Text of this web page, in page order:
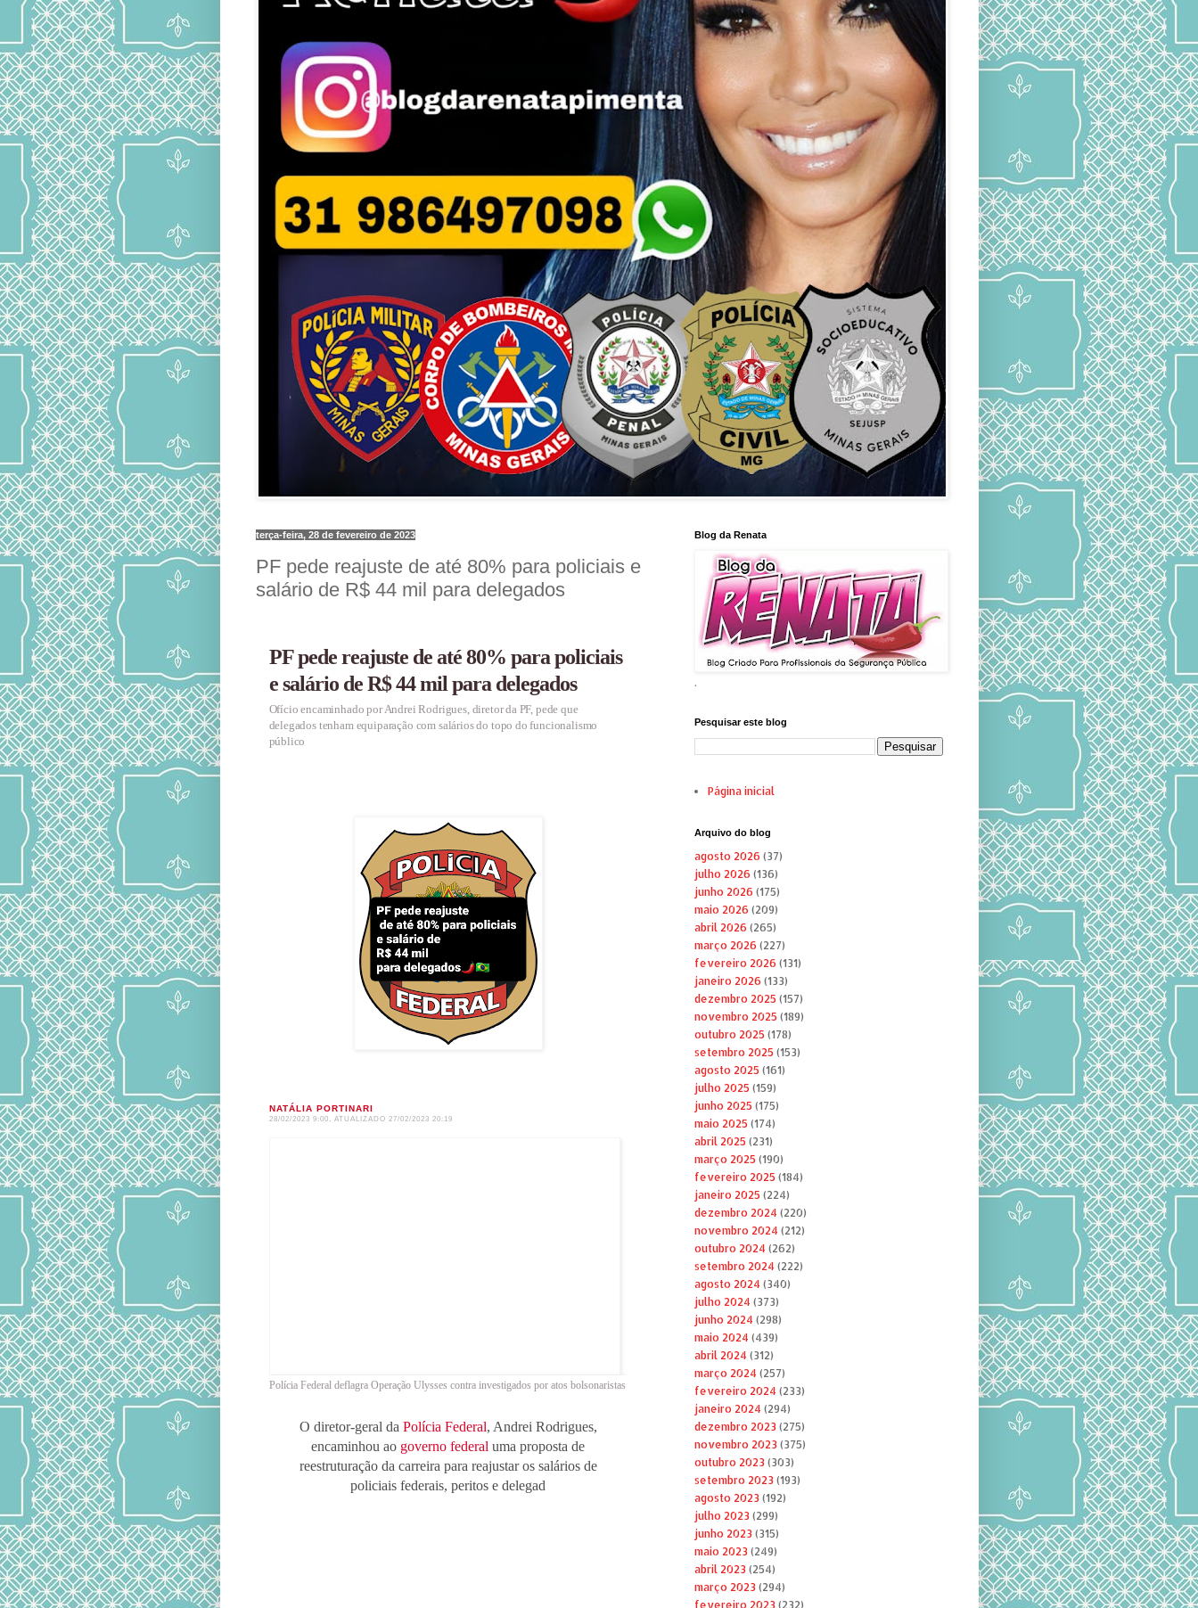
terça-feira, 28 de fevereiro de 2023
PF pede reajuste de até 80% para policiais e
salário de R$ 44 mil para delegados
PF pede reajuste de até 80% para policiais
e salário de R$ 44 mil para delegados
Ofício encaminhado por Andrei Rodrigues, diretor da PF, pede que
delegados tenham equiparação com salários do topo do funcionalismo
público
NATÁLIA PORTINARI
28/02/2023 9:00, ATUALIZADO 27/02/2023 20:19
Polícia Federal deflagra Operação Ulysses contra investigados por atos bolsonaristas
O diretor-geral da Polícia Federal, Andrei Rodrigues,
encaminhou ao governo federal uma proposta de
reestruturação da carreira para reajustar os salários de
policiais federais, peritos e delegad
Blog da Renata
.
Pesquisar este blog
Página inicial
Arquivo do blog
agosto 2026 (37)
julho 2026 (136)
junho 2026 (175)
maio 2026 (209)
abril 2026 (265)
março 2026 (227)
fevereiro 2026 (131)
janeiro 2026 (133)
dezembro 2025 (157)
novembro 2025 (189)
outubro 2025 (178)
setembro 2025 (153)
agosto 2025 (161)
julho 2025 (159)
junho 2025 (175)
maio 2025 (174)
abril 2025 (231)
março 2025 (190)
fevereiro 2025 (184)
janeiro 2025 (224)
dezembro 2024 (220)
novembro 2024 (212)
outubro 2024 (262)
setembro 2024 (222)
agosto 2024 (340)
julho 2024 (373)
junho 2024 (298)
maio 2024 (439)
abril 2024 (312)
março 2024 (257)
fevereiro 2024 (233)
janeiro 2024 (294)
dezembro 2023(275)
novembro 2023(375)
outubro 2023(303)
setembro 2023(193)
agosto 2023(192)
julho 2023(299)
junho 2023(315)
maio 2023(249)
abril 2023(254)
março 2023(294)
fevereiro 2023(232)